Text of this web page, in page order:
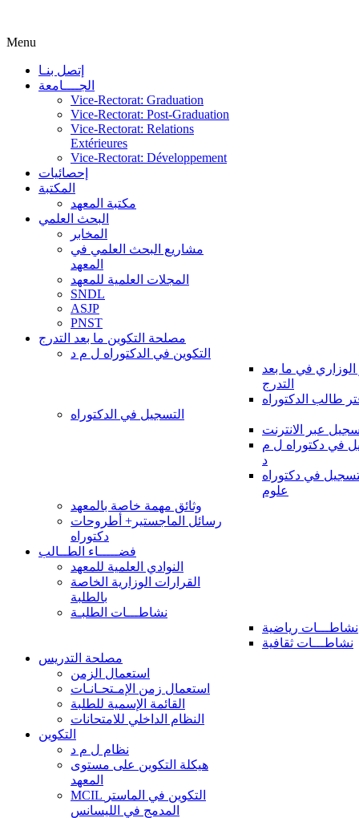
Menu
إتصل بنـا
الجــــامعة
Vice-Rectorat: Graduation
Vice-Rectorat: Post-Graduation
Vice-Rectorat: Relations
Extérieures
Vice-Rectorat: Développement
إحصائيات
المكتبة
مكتبة المعهد
البحث العلمي
المخابر
مشاريع البحث العلمي في
المعهد
المجلات العلمية للمعهد
SNDL
ASJP
PNST
مصلحة التكوين ما بعد التدرج
التكوين في الدكتوراه ل م د
الوزاري في ما بعد
التدرج
طالب الدكتوراه
التسجيل في الدكتوراه
عبر الانترنت
في دكتوراه ل م
د
في دكتوراه
علوم
وثائق مهمة خاصة بالمعهد
رسائل الماجستير+ أطروحات
دكتوراه
فضـــــاء الطــالب
النوادي العلمية للمعهد
القرارات الوزارية الخاصة
بالطلبة
نشاطـــات الطلبـة
نشاطـــات رياضية
نشاطـــات ثقافية
مصلحة التدريس
استعمال الزمن
استعمال زمن الإمـتحـانـات
القائمة الإسمية للطلبة
النظام الداخلي للامتحانات
التكوين
نظام ل م د
هيكلة التكوين على مستوى
المعهد
MCIL التكوين في الماستر
المدمج في الليسانس